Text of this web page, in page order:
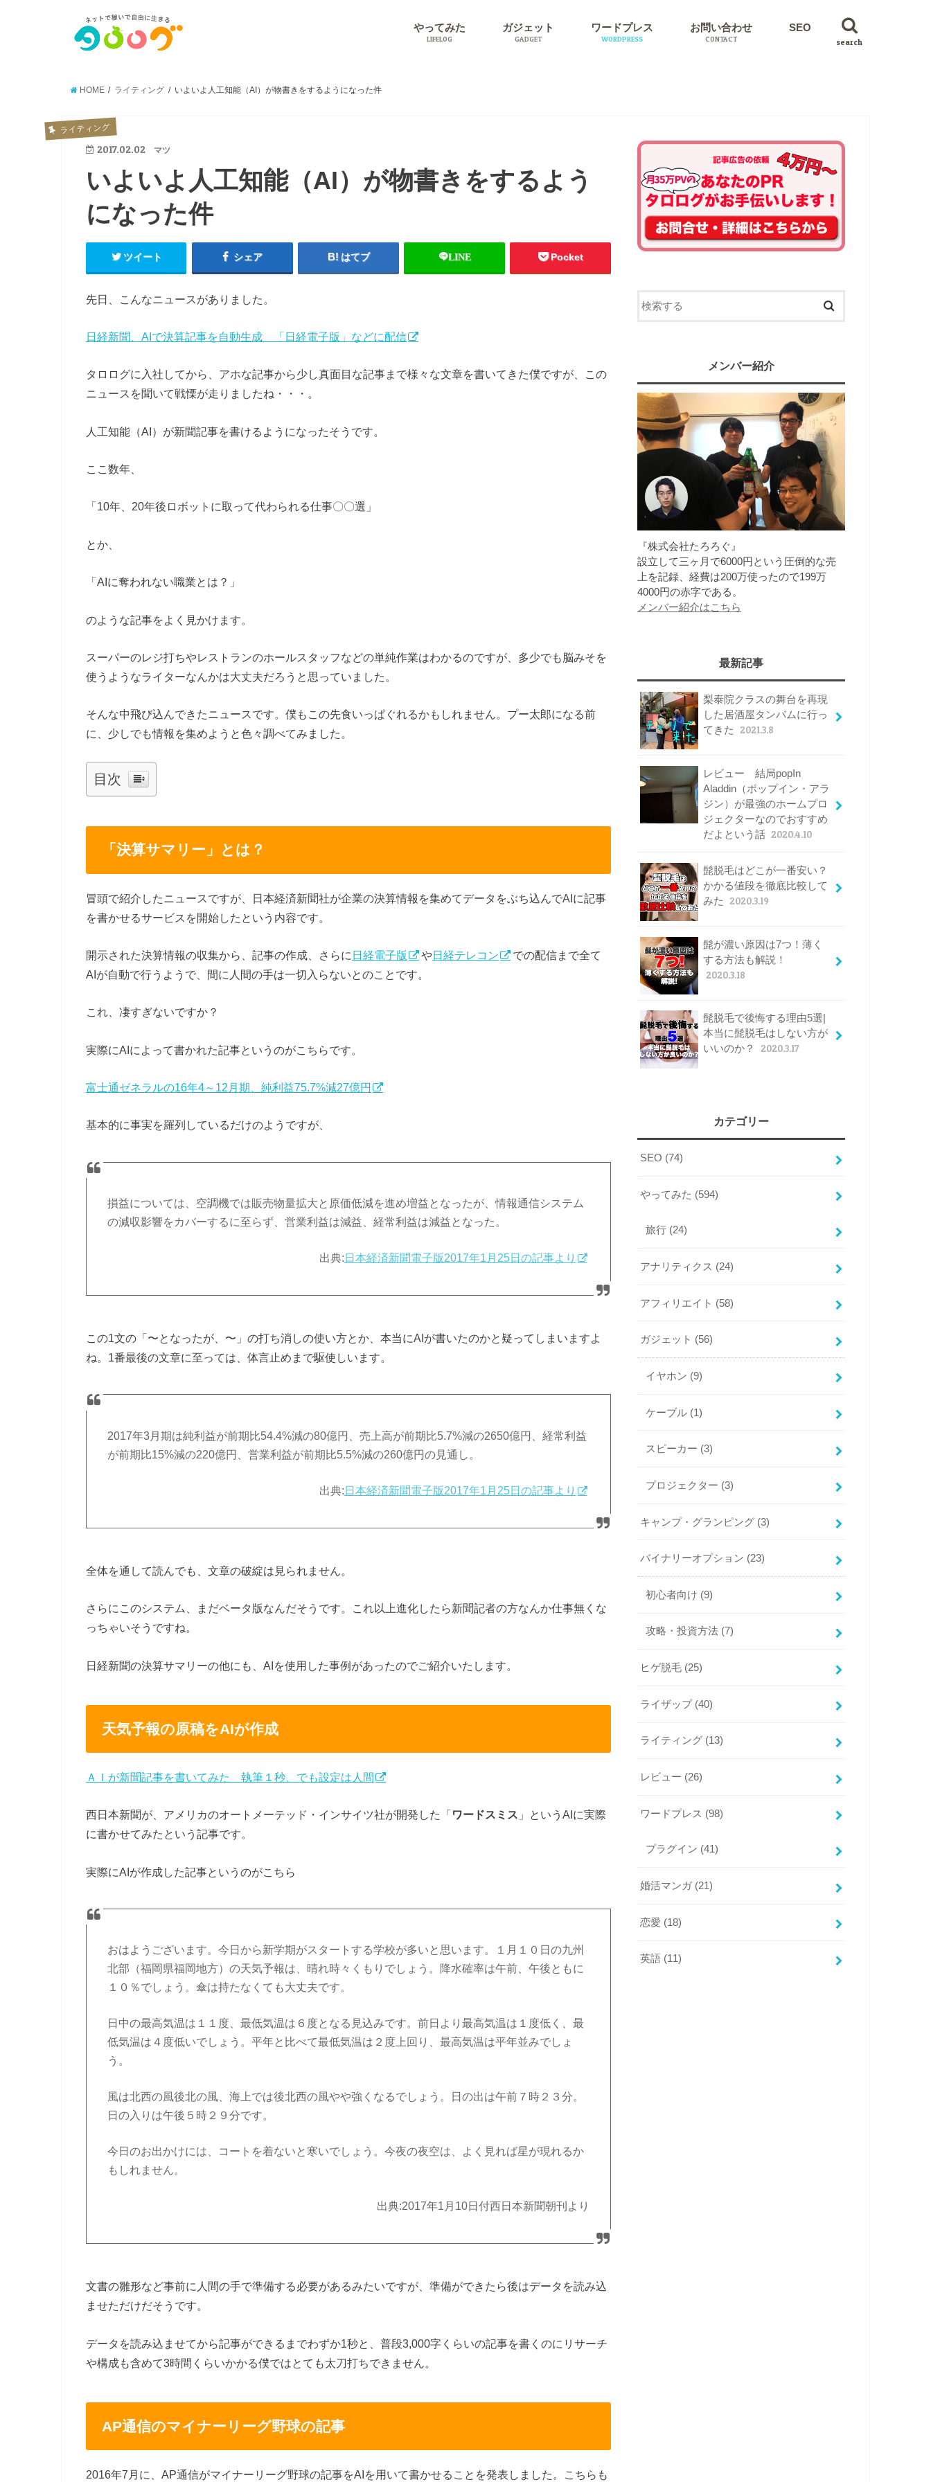
search
やってみた
LIFELOG
ガジェット
GADGET
ワードプレス
WORDPRESS
お問い合わせ
CONTACT
SEO
HOME ライティング いよいよ人工知能（AI）が物書きをするようになった件
ライティング
2017.02.02 マツ
いよいよ人工知能（AI）が物書きをするよう
になった件
ツイート シェア はてブ LINE Pocket
先日、こんなニュースがありました。
日経新聞、AIで決算記事を自動生成 「日経電子版」などに配信
タロログに入社してから、アホな記事から少し真面目な記事まで様々な文章を書いてきた僕ですが、この
ニュースを聞いて戦慄が走りましたね・・・。
人工知能（AI）が新聞記事を書けるようになったそうです。
ここ数年、
「10年、20年後ロボットに取って代わられる仕事〇〇選」
とか、
「AIに奪われない職業とは？」
のような記事をよく見かけます。
スーパーのレジ打ちやレストランのホールスタッフなどの単純作業はわかるのですが、多少でも脳みそを
使うようなライターなんかは大丈夫だろうと思っていました。
そんな中飛び込んできたニュースです。僕もこの先食いっぱぐれるかもしれません。プー太郎になる前
に、少しでも情報を集めようと色々調べてみました。
目次
「決算サマリー」とは？
冒頭で紹介したニュースですが、日本経済新聞社が企業の決算情報を集めてデータをぶち込んでAIに記事
を書かせるサービスを開始したという内容です。
開示された決算情報の収集から、記事の作成、さらに 日経電子版 や日経テレコン
での配信まで全て
AIが自動で行うようで、間に人間の手は一切入らないとのことです。
これ、凄すぎないですか？
実際にAIによって書かれた記事というのがこちらです。
富士通ゼネラルの16年4～12月期、純利益75.7%減27億円
基本的に事実を羅列しているだけのようですが、
損益については、空調機では販売物量拡大と原価低減を進め増益となったが、情報通信システム
の減収影響をカバーするに至らず、営業利益は減益、経常利益は減益となった。
出典: 日本経済新聞電子版2017年1月25日の記事より
この1文の「〜となったが、〜」の打ち消しの使い方とか、本当にAIが書いたのかと疑ってしまいますよ
ね。1番最後の文章に至っては、体言止めまで駆使しいます。
2017年3月期は純利益が前期比54.4%減の80億円、売上高が前期比5.7%減の2650億円、経常利益
が前期比15%減の220億円、営業利益が前期比5.5%減の260億円の見通し。
出典: 日本経済新聞電子版2017年1月25日の記事より
全体を通して読んでも、文章の破綻は見られません。
さらにこのシステム、まだベータ版なんだそうです。これ以上進化したら新聞記者の方なんか仕事無くな
っちゃいそうですね。
日経新聞の決算サマリーの他にも、AIを使用した事例があったのでご紹介いたします。
天気予報の原稿をAIが作成
ＡＩが新聞記事を書いてみた 執筆１秒、でも設定は人間
西日本新聞が、アメリカのオートメーテッド・インサイツ社が開発した「ワードスミス 」というAIに実際
に書かせてみたという記事です。
実際にAIが作成した記事というのがこちら
おはようございます。今日から新学期がスタートする学校が多いと思います。１月１０日の九州
北部（福岡県福岡地方）の天気予報は、晴れ時々くもりでしょう。降水確率は午前、午後ともに
１０％でしょう。傘は持たなくても大丈夫です。
日中の最高気温は１１度、最低気温は６度となる見込みです。前日より最高気温は１度低く、最
低気温は４度低いでしょう。平年と比べて最低気温は２度上回り、最高気温は平年並みでしょ
う。
風は北西の風後北の風、海上では後北西の風やや強くなるでしょう。日の出は午前７時２３分。
日の入りは午後５時２９分です。
今日のお出かけには、コートを着ないと寒いでしょう。今夜の夜空は、よく見れば星が現れるか
もしれません。
出典:2017年1月10日付西日本新聞朝刊より
文書の雛形など事前に人間の手で準備する必要があるみたいですが、準備ができたら後はデータを読み込
ませただけだそうです。
データを読み込ませてから記事ができるまでわずか1秒と、普段3,000字くらいの記事を書くのにリサーチ
や構成も含めて3時間くらいかかる僕ではとても太刀打ちできません。
AP通信のマイナーリーグ野球の記事
2016年7月に、AP通信がマイナーリーグ野球の記事をAIを用いて書かせることを発表しました。こちらも
メンバー紹介
『株式会社たろろぐ』
設立して三ヶ月で6000円という圧倒的な売
上を記録、経費は200万使ったので199万
4000円の赤字である。
メンバー紹介はこちら
最新記事
梨泰院クラスの舞台を再現
した居酒屋タンバムに行っ
てきた
2021.3.8
レビュー 結局popIn
Aladdin（ポップイン・アラ
ジン）が最強のホームプロ
ジェクターなのでおすすめ
だよという話 2020.4.10
髭脱毛はどこが一番安い？
かかる値段を徹底比較して
みた
2020.3.19
髭が濃い原因は7つ！薄く
する方法も解説！
2020.3.18
髭脱毛で後悔する理由5選|
本当に髭脱毛はしない方が
いいのか？
2020.3.17
カテゴリー
SEO (74)
やってみた (594)
旅行 (24)
アナリティクス (24)
アフィリエイト (58)
ガジェット (56)
イヤホン (9)
ケーブル (1)
スピーカー (3)
プロジェクター (3)
キャンプ・グランピング (3)
バイナリーオプション (23)
初心者向け (9)
攻略・投資方法 (7)
ヒゲ脱毛 (25)
ライザップ (40)
ライティング (13)
レビュー (26)
ワードプレス (98)
プラグイン (41)
婚活マンガ (21)
恋愛 (18)
英語 (11)